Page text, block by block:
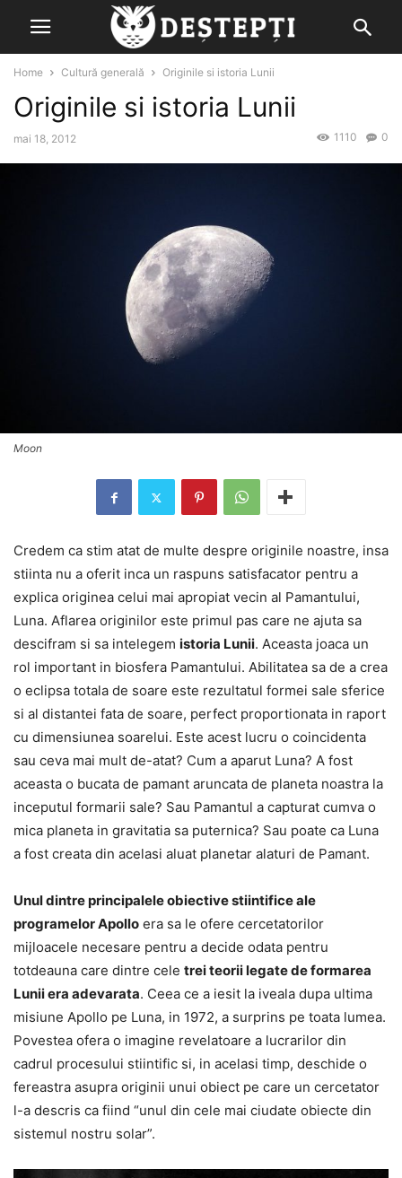
Home Cultură generală Originile si istoria Lunii
Originile si istoria Lunii
mai 18, 2012 0
1110
Moon
Credem ca stim atat de multe despre originile noastre, insa
stiinta nu a oferit inca un raspuns satisfacator pentru a
explica originea celui mai apropiat vecin al Pamantului,
Luna. Aflarea originilor este primul pas care ne ajuta sa
descifram si sa intelegem istoria Lunii. Aceasta joaca un
rol important in biosfera Pamantului. Abilitatea sa de a crea
o eclipsa totala de soare este rezultatul formei sale sferice
si al distantei fata de soare, perfect proportionata in raport
cu dimensiunea soarelui. Este acest lucru o coincidenta
sau ceva mai mult de-atat? Cum a aparut Luna? A fost
aceasta o bucata de pamant aruncata de planeta noastra la
inceputul formarii sale? Sau Pamantul a capturat cumva o
mica planeta in gravitatia sa puternica? Sau poate ca Luna
a fost creata din acelasi aluat planetar alaturi de Pamant.
Unul dintre principalele obiective stiintifice ale
programelor Apollo era sa le ofere cercetatorilor
mijloacele necesare pentru a decide odata pentru
totdeauna care dintre cele trei teorii legate de formarea
Lunii era adevarata. Ceea ce a iesit la iveala dupa ultima
misiune Apollo pe Luna, in 1972, a surprins pe toata lumea.
Povestea ofera o imagine revelatoare a lucrarilor din
cadrul procesului stiintific si, in acelasi timp, deschide o
fereastra asupra originii unui obiect pe care un cercetator
l-a descris ca fiind “unul din cele mai ciudate obiecte din
sistemul nostru solar”.